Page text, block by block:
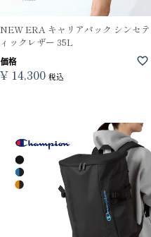
NEW ERA キャリアパック シンセテ
ィックレザー 35L
価格
¥ 14,300 税込